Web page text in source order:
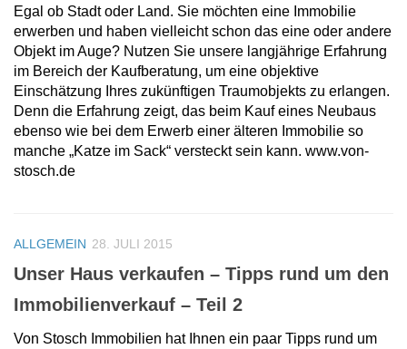
Egal ob Stadt oder Land. Sie möchten eine Immobilie
erwerben und haben vielleicht schon das eine oder andere
Objekt im Auge? Nutzen Sie unsere langjährige Erfahrung
im Bereich der Kaufberatung, um eine objektive
Einschätzung Ihres zukünftigen Traumobjekts zu erlangen.
Denn die Erfahrung zeigt, das beim Kauf eines Neubaus
ebenso wie bei dem Erwerb einer älteren Immobilie so
manche „Katze im Sack“ versteckt sein kann. www.von-
stosch.de
ALLGEMEIN 28. JULI 2015
Unser Haus verkaufen – Tipps rund um den
Immobilienverkauf – Teil 2
Von Stosch Immobilien hat Ihnen ein paar Tipps rund um